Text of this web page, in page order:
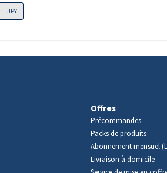
JPY
Offres
Précommandes
Packs de produits
Abonnement mensuel
Livraison à domicile